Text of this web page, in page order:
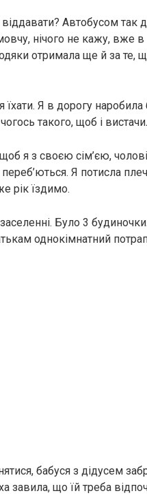
віддавати? Автобусом так
нічого не кажу, вже
отримала ще й за те,
їхати. Я в дорогу
такого, щоб і
я з своєю сім’єю,
Я потисла
рік їздимо.
Було 3
однокімнатний
бабуся з дідусем
завила, що їй треба